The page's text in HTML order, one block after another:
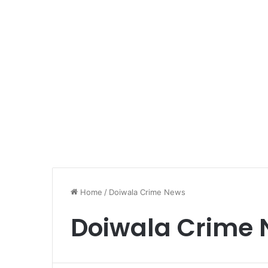
Home / Doiwala Crime News
Doiwala Crime